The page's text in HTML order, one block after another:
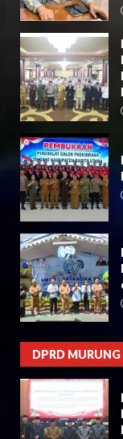
DPRD MURUNG